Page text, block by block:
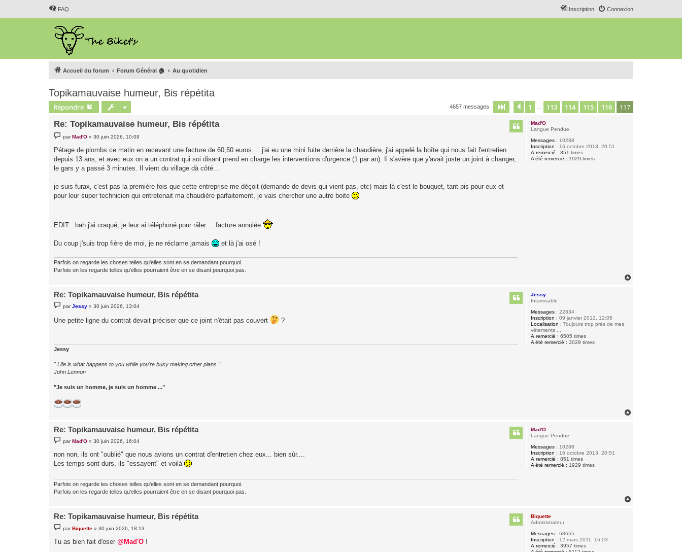
FAQ Connexion
Inscription
Accueil du forum Forum Général 🏠 Au quotidien
Topikamauvaise humeur, Bis répétita
Répondre 4657 messages Page 117 sur117
Précédent
1 113 114 115 116 117
Mad'O
Langue Pendue
Messages : 10288
Inscription : 16 octobre 2013, 20:51
A remercié : 851 times
A été remercié : 1929 times
Re: Topikamauvaise humeur, Bis répétita
e
s
s
a
g
e
parMad'O »30 juin 2026, 10:09
Pétage de plombs ce matin en recevant une facture de 60,50 euros.... j'ai eu une mini fuite derrière la chaudière, j'ai appelé la boîte qui nous fait l'entretien
depuis 13 ans, et avec eux on a un contrat qui soi disant prend en charge les interventions d'urgence (1 par an). Il s'avère que y'avait juste un joint à changer,
le gars y a passé 3 minutes. Il vient du village dà côté...
je suis furax, c'est pas la première fois que cette entreprise me déçoit (demande de devis qui vient pas, etc) mais là c'est le bouquet, tant pis pour eux et
pour leur super technicien qui entretenait ma chaudière parfaitement, je vais chercher une autre boite
EDIT : bah j'ai craqué, je leur ai téléphoné pour râler.... facture annulée
Du coup j'suis trop fière de moi, je ne réclame jamais et là j'ai osé !
Parfois on regarde les choses telles qu'elles sont en se demandant pourquoi.
Parfois on les regarde telles qu'elles pourraient être en se disant pourquoi pas.
Jessy
Intarissable
Messages : 22834
Inscription : 09 janvier 2012, 12:05
Localisation : Toujours trop près de mes
vêtements ...
A remercié : 6505 times
A été remercié : 3029 times
Re: Topikamauvaise humeur, Bis répétita
e
s
parJessy »30 juin 2026, 13:04
Une petite ligne du contrat devait préciser que ce joint n'était pas couvert ?
Jessy
" Life is what happens to you while you're busy making other plans "
John Lennon
"Je suis un homme, je suis un homme ..."
Mad'O
Langue Pendue
Messages : 10288
Inscription : 16 octobre 2013, 20:51
A remercié : 851 times
A été remercié : 1929 times
Re: Topikamauvaise humeur, Bis répétita
e
s
a
par Mad'O »30 juin 2026, 16:04
non non, ils ont "oublié" que nous avions un contrat d'entretien chez eux... bien sûr....
Les temps sont durs, ils "essayent" et voilà
Parfois on regarde les choses telles qu'elles sont en se demandant pourquoi.
Parfois on les regarde telles qu'elles pourraient être en se disant pourquoi pas.
Biquette
Administrateur
Messages : 68655
Inscription : 12 mars 2011, 16:03
A remercié : 3957 times
Re: Topikamauvaise humeur, Bis répétita
e
s
parBiquette »30 juin 2026, 18:13
Tu as bien fait d'oser @Mad'O !